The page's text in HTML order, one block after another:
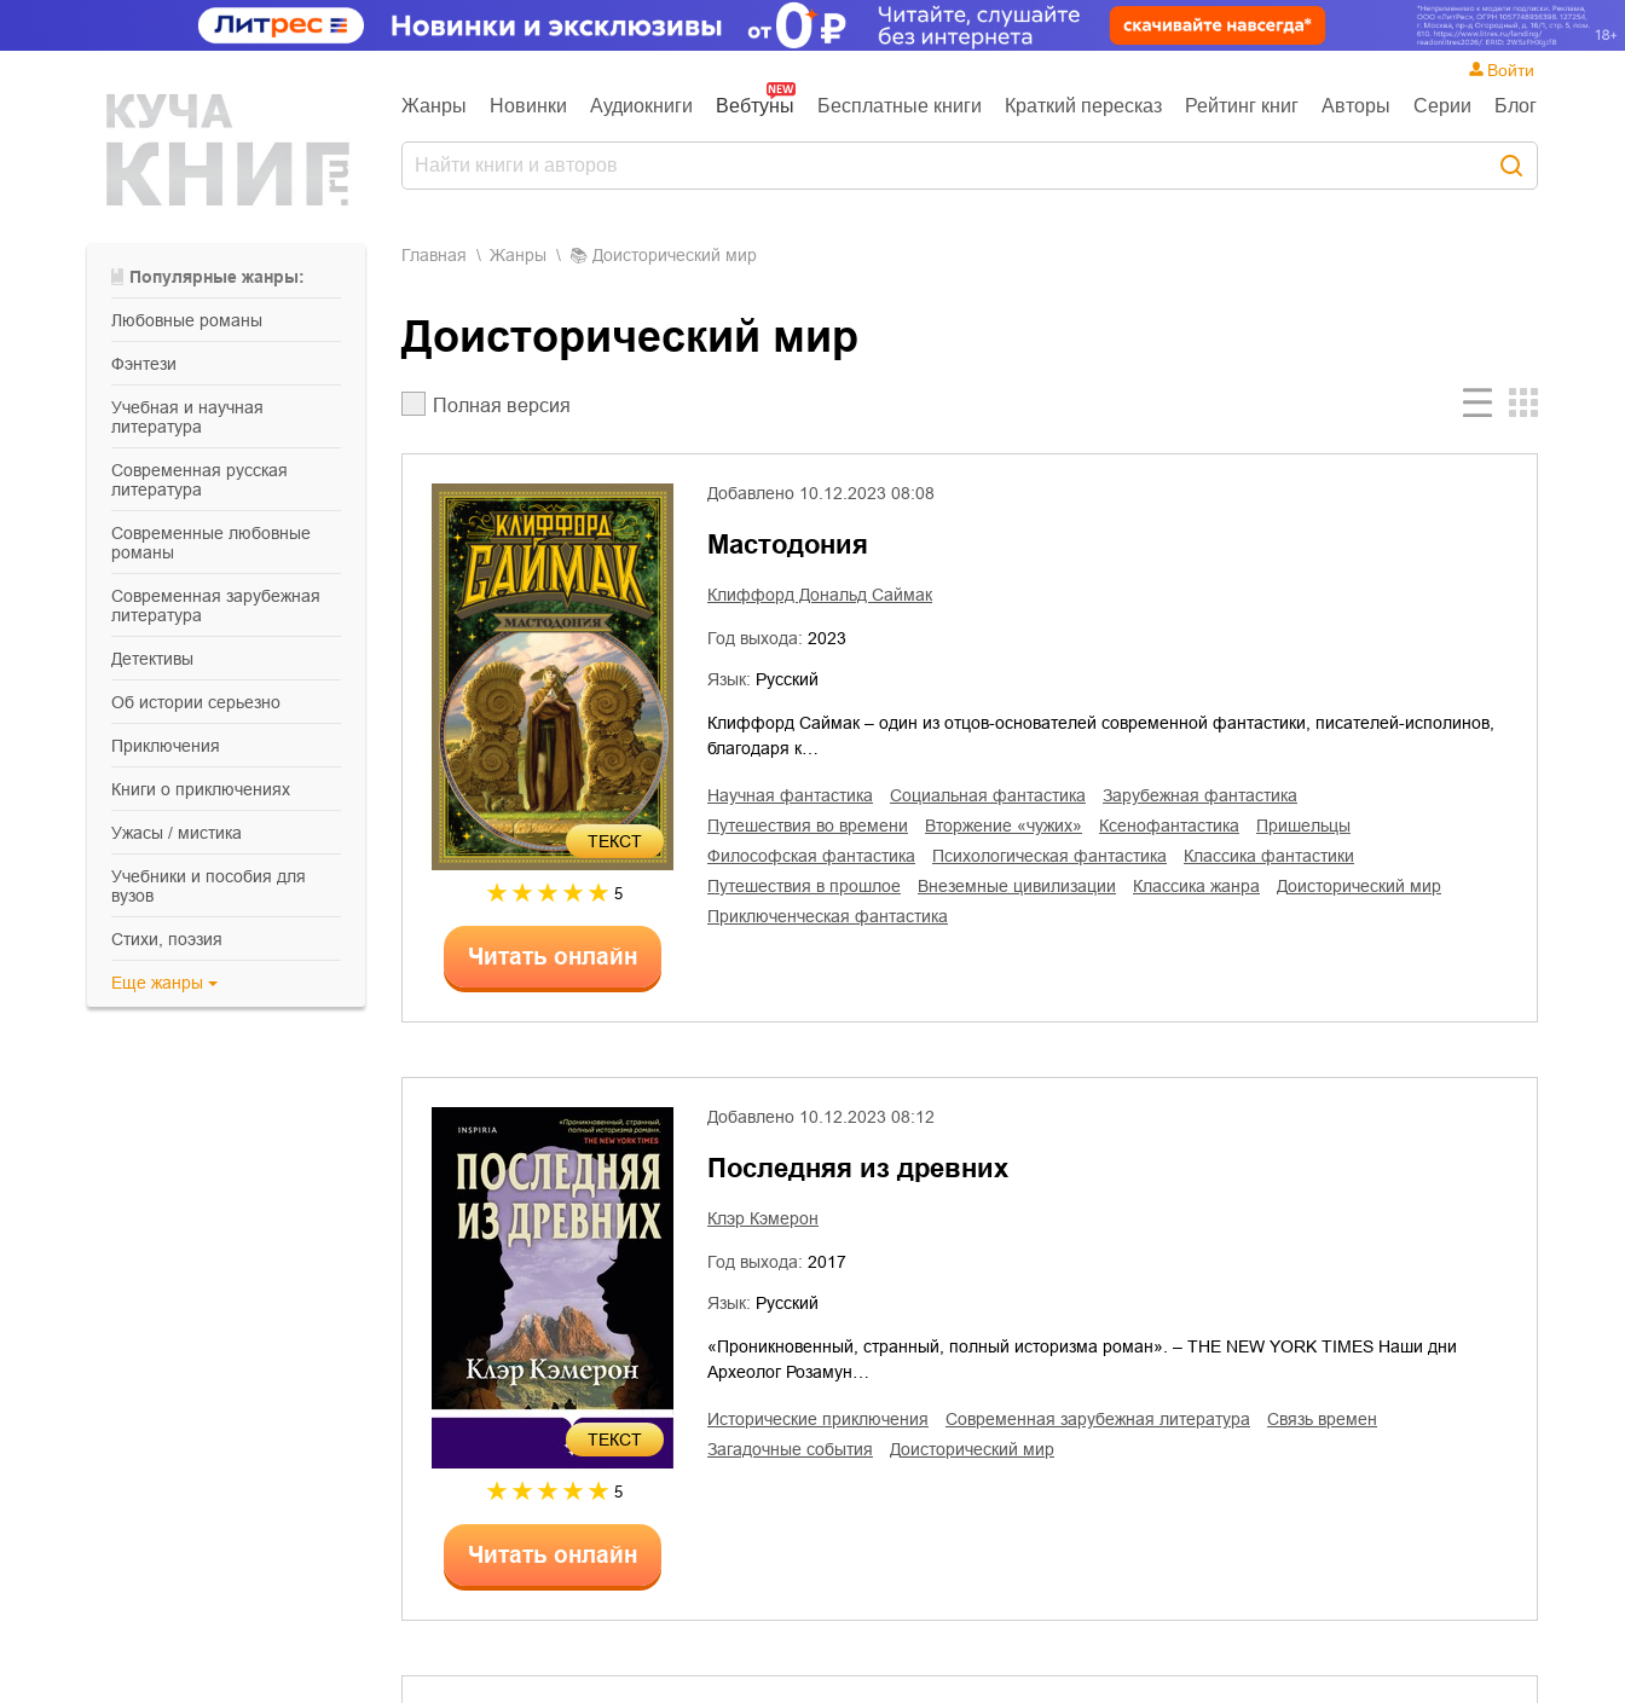
Жанры Новинки Аудиокниги Вебтуны Бесплатные книги Краткий пересказ Рейтинг книг Авторы Серии Блог
Войти
Популярные жанры:
любовные романы
фэнтези
учебная и научная
литература
современная русская
литература
современные любовные
романы
современная зарубежная
литература
детективы
об истории серьезно
приключения
книги о приключениях
ужасы / мистика
учебники и пособия для
вузов
cтихи, поэзия
Еще жанры
Главная Жанры Доисторический мир
Доисторический мир
Полная версия
ТЕКСТ
5
Читать онлайн
Добавлено 10.12.2023 08:08
Мастодония
Клиффорд Дональд Саймак
Год выхода: 2023
Язык: Русский
Клиффорд Саймак – один из отцов-основателей современной фантастики, писателей-исполинов,
благодаря к…
научная фантастика социальная фантастика
зарубежная фантастика
путешествия во времени
вторжение «чужих» ксенофантастика
пришельцы
философская фантастика
психологическая фантастика
классика фантастики
путешествия в прошлое
внеземные цивилизации классика жанра
доисторический мир
приключенческая фантастика
ТЕКСТ
5
Читать онлайн
Добавлено 10.12.2023 08:12
Последняя из древних
Клэр Кэмерон
Год выхода: 2017
Язык: Русский
«Проникновенный, странный, полный историзма роман». – THE NEW YORK TIMES Наши дни
Археолог Розамун…
исторические приключения современная зарубежная литература
связь времен
загадочные события
доисторический мир